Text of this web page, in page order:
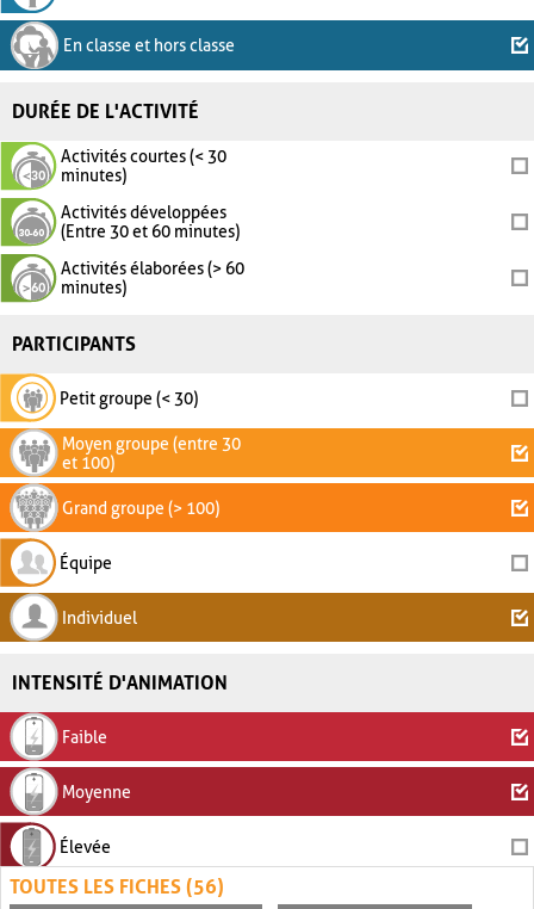
En classe et hors classe
DURÉE DE L'ACTIVITÉ
Activités courtes (< 30
minutes)
Activités développées
(Entre 30 et 60 minutes)
Activités élaborées (> 60
minutes)
PARTICIPANTS
Petit groupe (< 30)
Moyen groupe (entre 30
et 100)
Grand groupe (> 100)
Équipe
Individuel
INTENSITÉ D'ANIMATION
Faible
Moyenne
Élevée
TOUTES LES FICHES (56)